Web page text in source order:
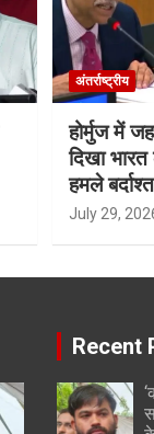
अंतर्राष्ट्रीय
होर्मुज में
दिखा
हमले
July 29,
Recent